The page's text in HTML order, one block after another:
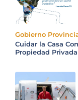
Gobierno
Cuidar la Casa
Propiedad Privada